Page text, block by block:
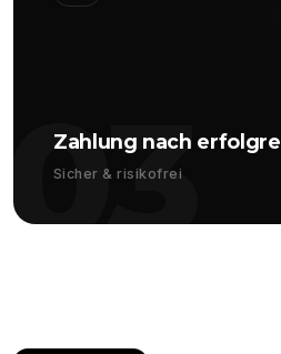
03
Zahlung nach
Sicher & risikofrei